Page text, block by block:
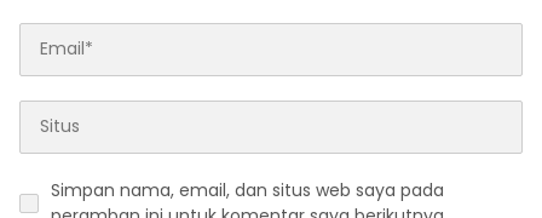
Simpan nama, email, dan situs web saya pada